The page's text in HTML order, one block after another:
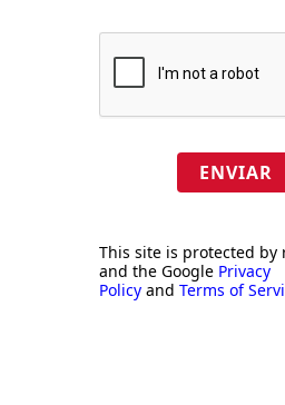
ENVIAR
This site is protected by
and the Google Privacy
Policy and Terms of